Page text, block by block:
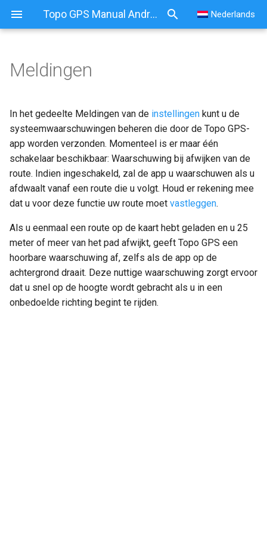
Topo GPS Manual Android Nederlands
Meldingen
In het gedeelte Meldingen van de instellingen kunt u de
systeemwaarschuwingen beheren die door de Topo GPS-
app worden verzonden. Momenteel is er maar één
schakelaar beschikbaar: Waarschuwing bij afwijken van de
route. Indien ingeschakeld, zal de app u waarschuwen als u
afdwaalt vanaf een route die u volgt. Houd er rekening mee
dat u voor deze functie uw route moet vastleggen.
Als u eenmaal een route op de kaart hebt geladen en u 25
meter of meer van het pad afwijkt, geeft Topo GPS een
hoorbare waarschuwing af, zelfs als de app op de
achtergrond draait. Deze nuttige waarschuwing zorgt ervoor
dat u snel op de hoogte wordt gebracht als u in een
onbedoelde richting begint te rijden.